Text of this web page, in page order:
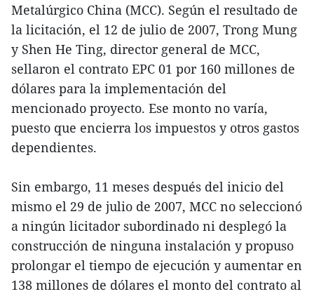
Metalúrgico China (MCC). Según el resultado de
la licitación, el 12 de julio de 2007, Trong Mung
y Shen He Ting, director general de MCC,
sellaron el contrato EPC 01 por 160 millones de
dólares para la implementación del
mencionado proyecto. Ese monto no varía,
puesto que encierra los impuestos y otros gastos
dependientes.
Sin embargo, 11 meses después del inicio del
mismo el 29 de julio de 2007, MCC no seleccionó
a ningún licitador subordinado ni desplegó la
construcción de ninguna instalación y propuso
prolongar el tiempo de ejecución y aumentar en
138 millones de dólares el monto del contrato al